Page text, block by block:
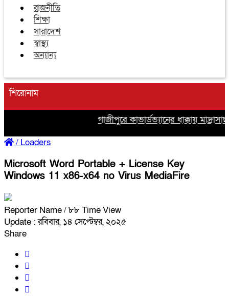
রাজনীতি
শিক্ষা
সারাদেশ
স্বাস্থ্য
অন্যান্য
শিরোনাম
গাজীপুরে কাভার্ডভ্যানের ধাক্কায়
/ Loaders
Microsoft Word Portable + License Key
Windows 11 x86-x64 no Virus MediaFire
Reporter Name/ ৮৮ Time View
Update : রবিবার, ১৪ সেপ্টেম্বর, ২০২৫
Share